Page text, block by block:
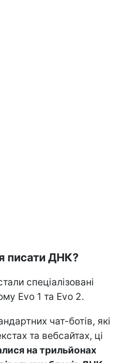
писати ДНК?
спеціалізовані
Evo 1 та Evo 2.
чат-ботів, які
та вебсайтах, ці
на трильйонах